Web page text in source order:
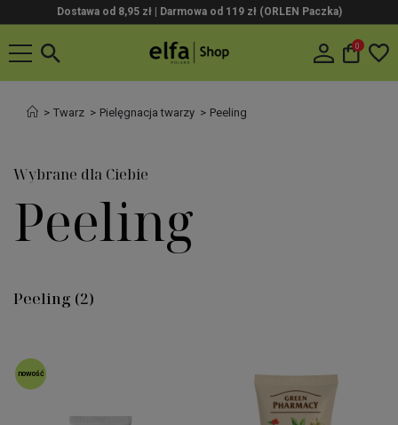
Dostawa od 8,95 zł | Darmowa od 119 zł (ORLEN Paczka)
0
Twarz Pielęgnacja twarzy Peeling
Wybrane dla Ciebie
Peeling
Peeling (2)
nowość